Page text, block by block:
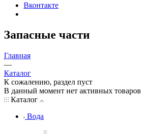
Вконтакте
Запасные части
Главная
—
Каталог
К сожалению, раздел пуст
В данный момент нет активных товаров
Каталог
Вода